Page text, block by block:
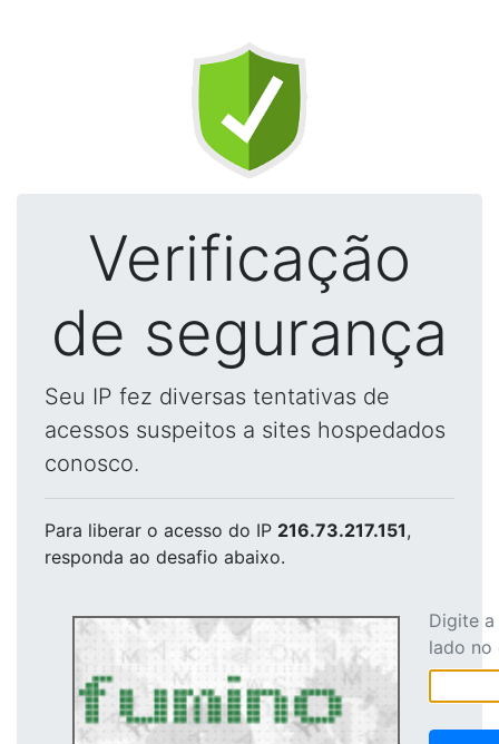
Verificação
de segurança
Seu IP fez diversas tentativas de
acessos suspeitos a sites hospedados
conosco.
Para liberar o acesso do IP 216.73.217.151,
responda ao desafio abaixo.
Digite
lado no